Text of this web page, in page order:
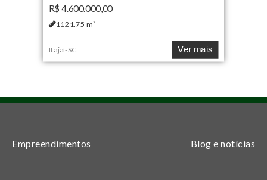
R$ 4.600.000,00
1121.75 m²
Itajaí-SC Ver mais
Empreendimentos Blog e notícias